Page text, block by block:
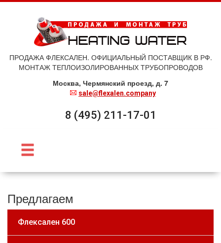
ПРОДАЖА ФЛЕКСАЛЕН. ОФИЦИАЛЬНЫЙ ПОСТАВЩИК В РФ.
МОНТАЖ ТЕПЛОИЗОЛИРОВАННЫХ ТРУБОПРОВОДОВ
Москва, Чермянский проезд, д. 7
sale@flexalen.company
8 (495) 211-17-01
Предлагаем
Флексален 600